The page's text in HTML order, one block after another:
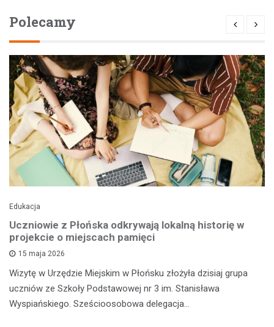
Polecamy
Edukacja
Uczniowie z Płońska odkrywają lokalną historię w
projekcie o miejscach pamięci
15 maja 2026
Wizytę w Urzędzie Miejskim w Płońsku złożyła dzisiaj grupa
uczniów ze Szkoły Podstawowej nr 3 im. Stanisława
Wyspiańskiego. Sześcioosobowa delegacja…